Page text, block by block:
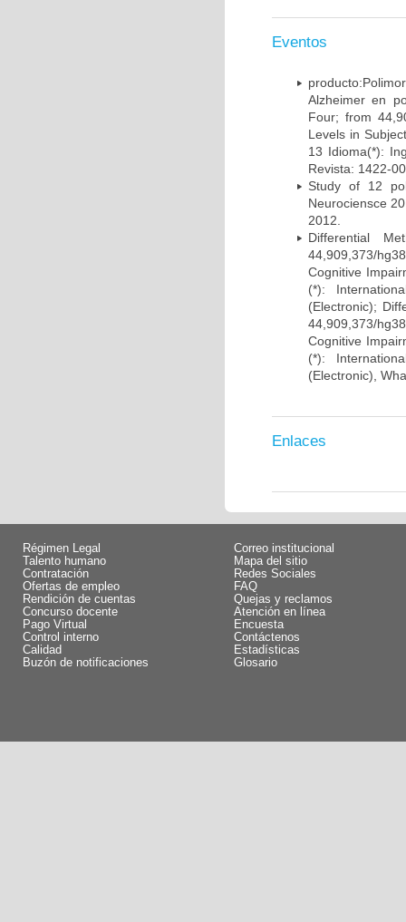
Eventos
Alzheimer en
Four; from
Levels in
13 Idioma(*):
Revista: 1422-
Study of 12
Neurociensce
2012.
Differential
44,909,373/
Cognitive
(*):
(Electronic);
44,909,373/
Cognitive
(*):
(Electronic),
Enlaces
Régimen Legal
Talento humano
Contratación
Ofertas de empleo
Rendición de cuentas
Concurso docente
Pago Virtual
Control interno
Calidad
Buzón de notificaciones
Correo institucional
Mapa del sitio
Redes Sociales
FAQ
Quejas y reclamos
Atención en línea
Encuesta
Contáctenos
Estadísticas
Glosario